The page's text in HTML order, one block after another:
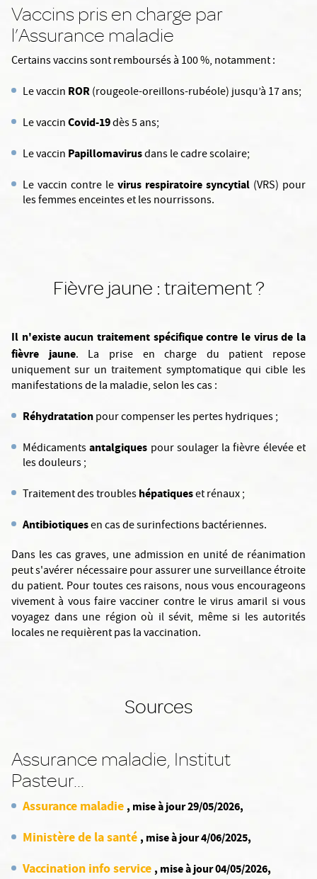
Vaccins pris en charge par
l’Assurance maladie
Certains vaccins sont remboursés à 100 %, notamment :
Le vaccin ROR(rougeole-oreillons-rubéole) jusqu’à 17 ans;
Le vaccinCovid-19dès 5 ans;
Le vaccin Papillomavirusdans le cadre scolaire;
Le vaccin contre le virus respiratoire syncytial (VRS) pour
les femmes enceintes et les nourrissons.
Fièvre jaune : traitement ?
Il n'existe aucun traitement spécifique contre le virus de la
fièvre jaune. La prise en charge du patient repose
uniquement sur un traitement symptomatique qui cible les
manifestations de la maladie, selon les cas :
Réhydratationpour compenser les pertes hydriques ;
Médicamentsantalgiques pour soulager la fièvre élevée et
les douleurs ;
Traitement des troubleshépatiqueset rénaux ;
Antibiotiquesen cas de surinfections bactériennes.
Dans les cas graves, une admission en unité de réanimation
peut s'avérer nécessaire pour assurer une surveillance étroite
du patient. Pour toutes ces raisons, nous vous encourageons
vivement à vous faire vacciner contre le virus amaril si vous
voyagez dans une région où il sévit, même si les autorités
locales ne requièrent pas la vaccination.
Sources
Assurance maladie, Institut
Pasteur...
Assurance maladie , mise à jour 29/05/2026,
Ministère de la santé , mise à jour 4/06/2025,
Vaccination info service , mise à jour 04/05/2026,